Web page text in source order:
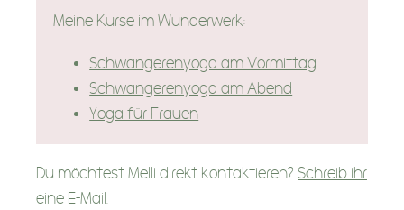
Schwangeren-Brunch
Meine Kurse im Wunderwerk:
Schwangerenyoga am Vormittag
Schwangerenyoga am Abend
Yoga für Frauen
Du möchtest Melli direkt kontaktieren? Schreib ihr
eine E-Mail.